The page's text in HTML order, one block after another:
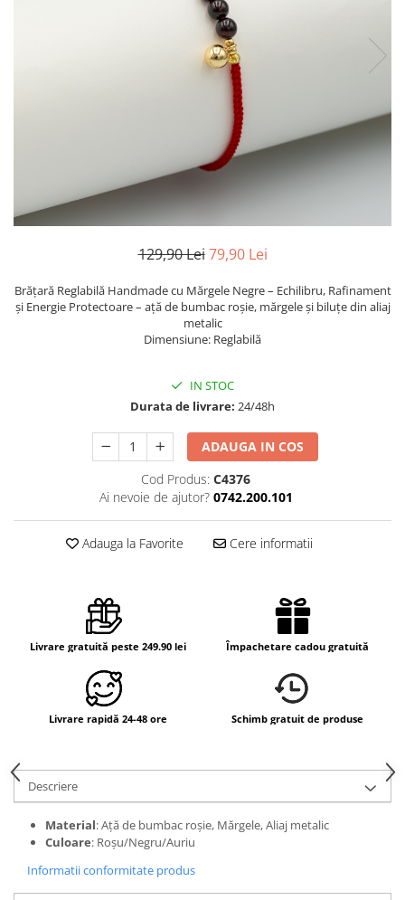
129,90 Lei 79,90 Lei
Brățară Reglabilă Handmade cu Mărgele Negre – Echilibru, Rafinament
și Energie Protectoare – ață de bumbac roșie, mărgele și biluțe din aliaj
metalic
Dimensiune: Reglabilă
IN STOC
Durata de livrare: 24/48h
ADAUGA IN COS
Cod Produs: C4376
Ai nevoie de ajutor? 0742.200.101
Adauga la Favorite Cere informatii
Livrare gratuită peste 249.90 lei Împachetare cadou gratuită
Livrare rapidă 24-48 ore Schimb gratuit de produse
Descriere
Material: Ață de bumbac roșie, Mărgele, Aliaj metalic
Culoare: Roșu/Negru/Auriu
Informatii conformitate produs